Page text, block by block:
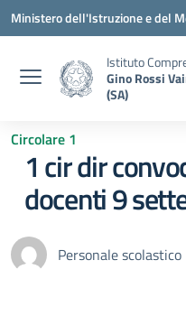
Vai ai contenuti
Vai al menu di navigazione
Vai al footer
Ministero dell'Istruzione e del
Istituto
Gino Rossi
(SA)
Circolare 1
1 cir dir
docenti 9
Personale scolastico